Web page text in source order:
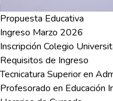
Propuesta Educativa
Ingreso Marzo 2026
Inscripción Colegio
Requisitos de Ingreso
Tecnicatura Superior en
Profesorado en Educación